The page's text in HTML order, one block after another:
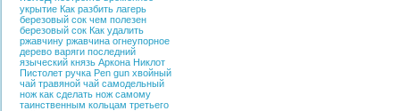
укрытие Как разбить лагерь
березовый сок чем полезен
березовый сок Как удалить
ржавчину ржавчина огнеупорное
дерево варяги последний
языческий князь Аркона Никлот
Пистолет ручка Pen gun хвойный
чай травяной чай самодельный
нож как сделать нож самому
таинственным кольцам третьего